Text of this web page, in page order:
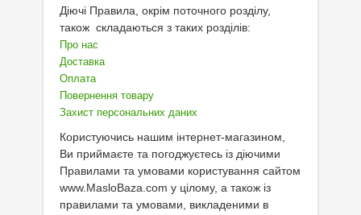
Оливи для зброї
Оливи для моторів човнів
Продукція для саду
Промислова програма
Технологічні рідини
Зимова програма
Діючі Правила, окрім поточного розділу,
також складаються з таких розділів:
Про нас
Доставка
Оплата
Повернення товару
Захист персональних даних
Користуючись нашим інтернет-магазином,
Ви приймаєте та погоджуєтесь із діючими
Правилами та умовами користування сайтом
www.MasloBaza.com у цілому, а також із
правилами та умовами, викладеними в